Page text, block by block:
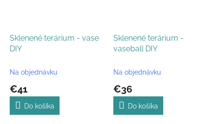
Sklenené terárium - vase
DIY
Na objednávku
€41
Do košíka
Sklenené terárium -
vaseball DIY
Na objednávku
€36
Do košíka